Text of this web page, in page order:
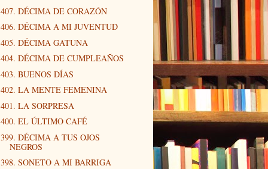
407. DÉCIMA DE CORAZÓN
406. DÉCIMA A MI JUVENTUD
405. DÉCIMA GATUNA
404. DÉCIMA DE CUMPLEAÑOS
403. BUENOS DÍAS
402. LA MENTE FEMENINA
401. LA SORPRESA
400. EL ÚLTIMO CAFÉ
399. DÉCIMA A TUS OJOS
NEGROS
398. SONETO A MI BARRIGA